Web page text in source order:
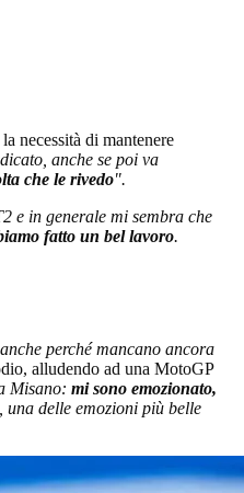
necessità di mantenere
anche se poi va
che le rivedo".
e in generale mi sembra che
fatto un bel lavoro.
perché mancano ancora
alludendo ad una MotoGP
Misano: mi sono emozionato,
una delle emozioni più belle